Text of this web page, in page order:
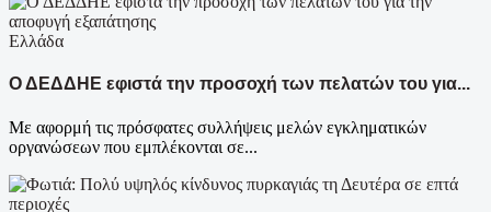
Ελλάδα
Ο ΔΕΔΔΗΕ εφιστά την προσοχή των πελατών του για...
Με αφορμή τις πρόσφατες συλλήψεις μελών εγκληματικών
οργανώσεων που εμπλέκονται σε...